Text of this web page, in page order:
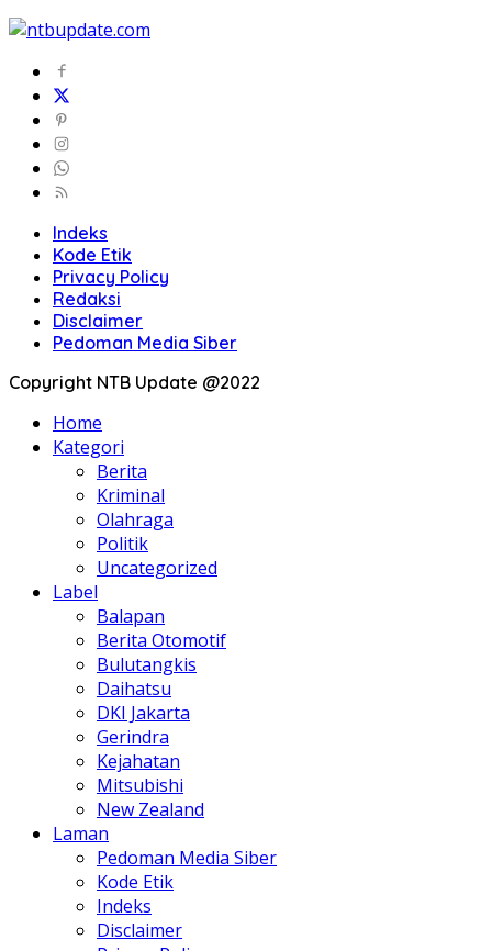
Indeks
Kode Etik
Privacy Policy
Redaksi
Disclaimer
Pedoman Media Siber
Copyright NTB Update @2022
Home
Kategori
Berita
Kriminal
Olahraga
Politik
Uncategorized
Label
Balapan
Berita Otomotif
Bulutangkis
Daihatsu
DKI Jakarta
Gerindra
Kejahatan
Mitsubishi
New Zealand
Laman
Pedoman Media Siber
Kode Etik
Indeks
Disclaimer